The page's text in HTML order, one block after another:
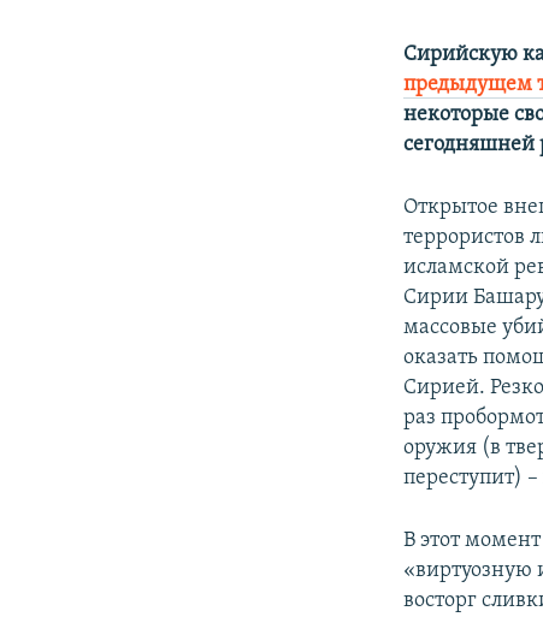
Сирийскую
предыдущем
некоторые
сегодняшней
Открытое
террористов
исламской
Сирии
массовые
оказать
Сирией.
раз
оружия (в
переступит)
В этот
«виртуозную
восторг